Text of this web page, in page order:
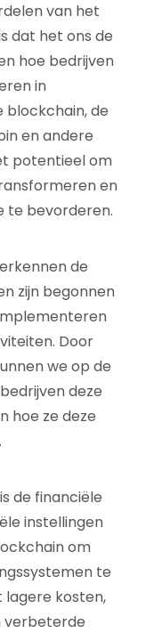
van het
dat het ons de
hoe bedrijven
in
blockchain, de
en andere
potentieel om
en
te bevorderen.
de
zijn begonnen
Door
we op de
deze
hoe ze deze
de financiële
instellingen
om
te
kosten,
verbeterde